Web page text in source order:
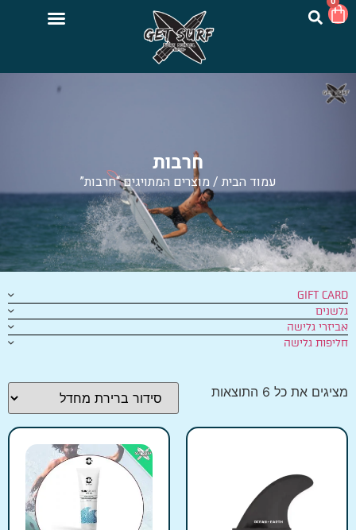
חרבות
עמוד הבית / מוצרים המתויגים “חרבות”
GIFT CARD
גלשנים
אביזרי גלישה
חליפות גלישה
מציגים את כל ⁦6⁩ התוצאות